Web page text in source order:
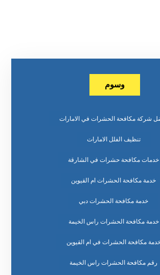
وسوم
شركة مكافحة الحشرات في الامارات
تنظيف الفلل الامارات
خدمات مكافحة حشرات في الشارقة
خدمة مكافحة الحشرات ام القيوين
خدمة مكافحة الحشرات دبي
خدمة مكافحة الحشرات راس الخيمة
مكافحة الحشرات في ام القيوين
رقم مكافحة الحشرات راس الخيمة